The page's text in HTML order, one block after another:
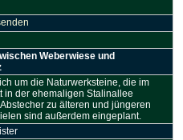
Weberwiese und
um die Naturwerksteine, die im
in der ehemaligen Stalinallee
zu älteren und jüngeren
sind außerdem eingeplant.